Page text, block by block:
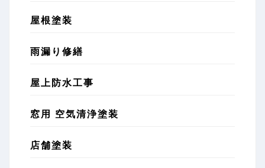
屋根塗装
雨漏り修繕
屋上防水工事
窓用 空気清浄塗装
店舗塗装